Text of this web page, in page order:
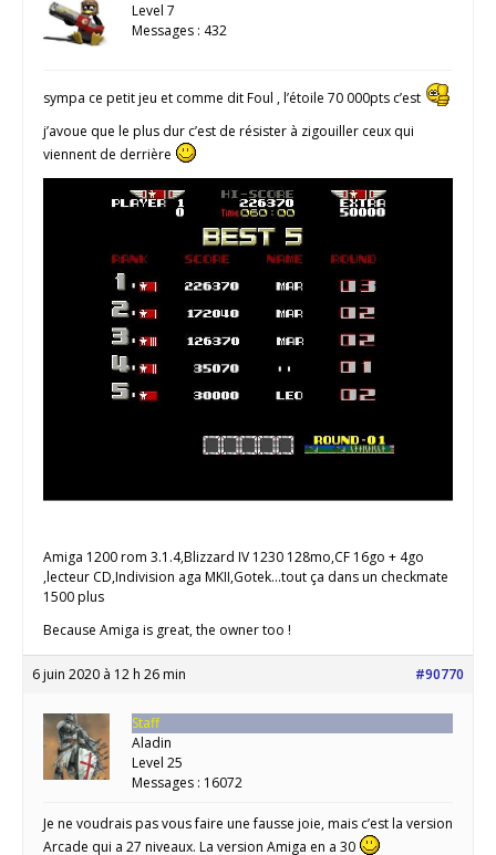
Level 7
Messages : 432
sympa ce petit jeu et comme dit Foul , l’étoile 70 000pts c’est
j’avoue que le plus dur c’est de résister à zigouiller ceux qui
viennent de derrière
Amiga 1200 rom 3.1.4,Blizzard IV 1230 128mo,CF 16go + 4go
,lecteur CD,Indivision aga MKII,Gotek...tout ça dans un checkmate
1500 plus
Because Amiga is great, the owner too !
6 juin 2020 à 12 h 26 min #90770
Staff
Aladin
Level 25
Messages : 16072
Je ne voudrais pas vous faire une fausse joie, mais c’est la version
Arcade qui a 27 niveaux. La version Amiga en a 30